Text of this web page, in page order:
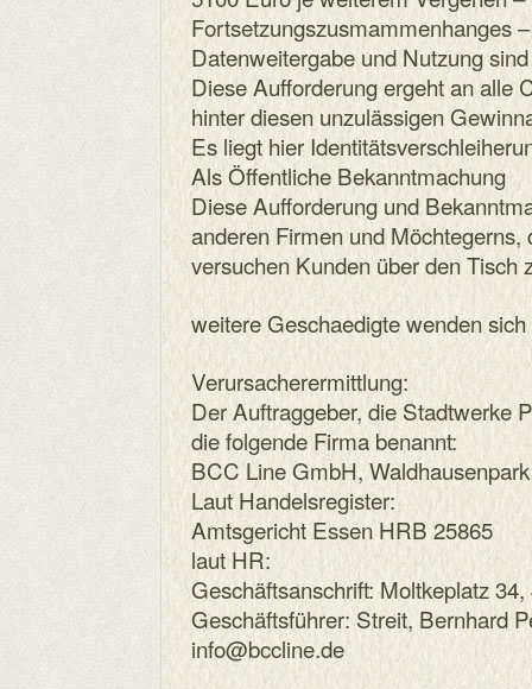
Fortsetzungszusmammenhanges
Datenweitergabe und Nutzung
Diese Aufforderung ergeht an alle
hinter diesen unzulässigen
Es liegt hier
Als Öffentliche Bekanntmachung
Diese Aufforderung und
anderen Firmen und
versuchen Kunden über den Tisch
weitere Geschaedigte wenden
Verursacherermittlung:
Der Auftraggeber, die Stadtwerke
die folgende Firma benannt:
BCC Line GmbH,
Laut Handelsregister:
Amtsgericht Essen HRB 25865
laut HR:
Geschäftsanschrift: Moltkeplatz
Geschäftsführer: Streit, Bernhard
info@bccline.de